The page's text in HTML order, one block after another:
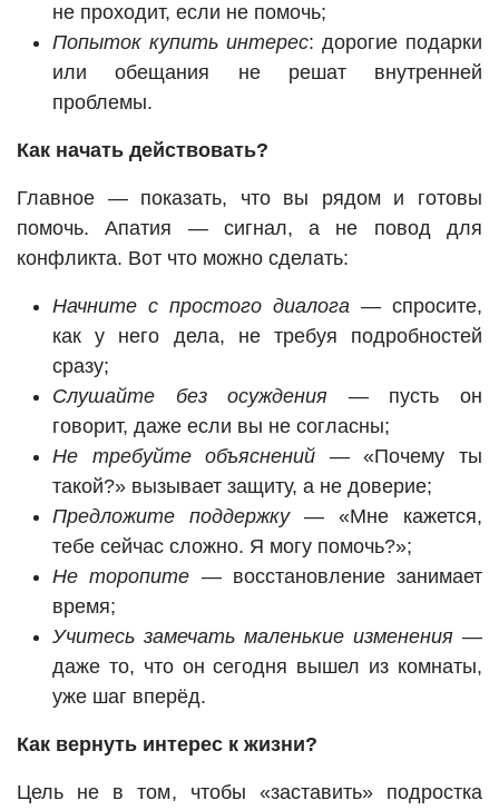
не проходит, если не помочь;
Попыток купить интерес: дорогие подарки
или обещания не решат внутренней
проблемы.
Как начать действовать?
Главное — показать, что вы рядом и готовы
помочь. Апатия — сигнал, а не повод для
конфликта. Вот что можно сделать:
Начните с простого диалога — спросите,
как у него дела, не требуя подробностей
сразу;
Слушайте без осуждения — пусть он
говорит, даже если вы не согласны;
Не требуйте объяснений — «Почему ты
такой?» вызывает защиту, а не доверие;
Предложите поддержку— «Мне кажется,
тебе сейчас сложно. Я могу помочь?»;
Не торопите — восстановление занимает
время;
Учитесь замечать маленькие изменения —
даже то, что он сегодня вышел из комнаты,
уже шаг вперёд.
Как вернуть интерес к жизни?
Цель не в том, чтобы «заставить» подростка